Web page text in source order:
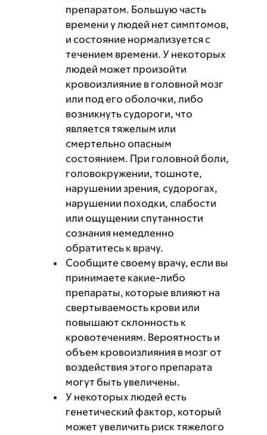
препаратом. Большую часть
времени у людей нет симптомов,
и состояние нормализуется с
течением времени. У некоторых
людей может произойти
кровоизлияние в головной мозг
или под его оболочки, либо
возникнуть судороги, что
является тяжелым или
смертельно опасным
состоянием. При головной боли,
головокружении, тошноте,
нарушении зрения, судорогах,
нарушении походки, слабости
или ощущении спутанности
сознания немедленно
обратитесь к врачу.
Сообщите своему врачу, если вы
принимаете какие-либо
препараты, которые влияют на
свертываемость крови или
повышают склонность к
кровотечениям. Вероятность и
объем кровоизлияния в мозг от
воздействия этого препарата
могут быть увеличены.
У некоторых людей есть
генетический фактор, который
может увеличить риск тяжелого